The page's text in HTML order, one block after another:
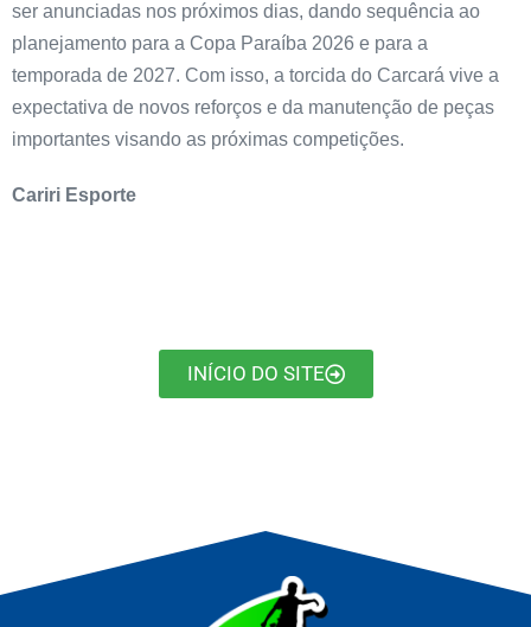
ser anunciadas nos próximos dias, dando sequência ao
planejamento para a Copa Paraíba 2026 e para a
temporada de 2027. Com isso, a torcida do Carcará vive a
expectativa de novos reforços e da manutenção de peças
importantes visando as próximas competições.
Cariri Esporte
INÍCIO DO SITE